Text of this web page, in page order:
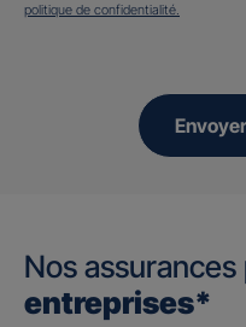
politique de confidentialité.
Nos assurances
entreprises*